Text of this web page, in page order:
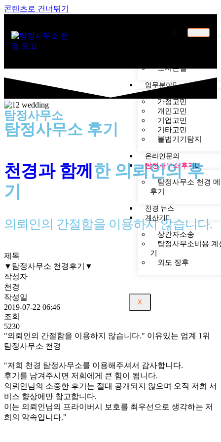
콘텐츠로 건너뛰기
오시는길
업무분야
가정고민
개인고민
기업고민
기타고민
불법기기탐지
온라인문의
탐정사무소 후기
탐정사무소 천경
후기
천경 뉴스
계산기
상간자소송
탐정사무소비용 계
기
외도 징후
X
탐정사무소
탐정사무소 후기
천경과 함께 한 의뢰인의 후
기
의뢰인의 간절함을 이용하지 않습니다.
제목
▼탐정사무소 천경후기▼
작성자
천경
작성일
2019-07-22 06:46
조회
5230
"의뢰인의 간절함을 이용하지 않습니다." 이유있는 업계 1위
탐정사무소 천경
"저희 천경 탐정사무소를 이용해주셔서 감사합니다.
후기를 남겨주시면 저희에게 큰 힘이 됩니다.
의뢰인님의 소중한 후기는 절대 공개되지 않으며 오직 저희 서
비스 향상에만 참고합니다.
이는 의뢰인님의 프라이버시 보호를 최우선으로 생각하는 저
희의 약속입니다."